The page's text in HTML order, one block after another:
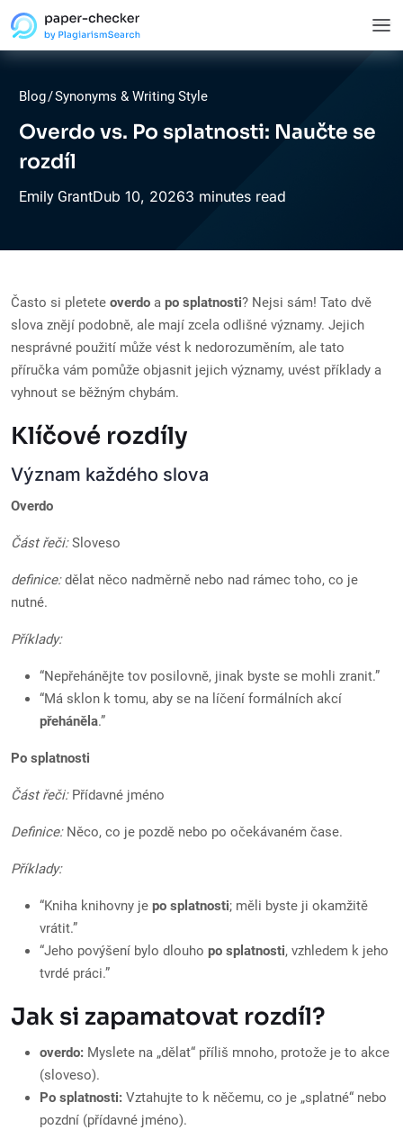
Blog/Synonyms & Writing Style
Overdo vs. Po splatnosti: Naučte se
rozdíl
Emily GrantDub 10, 20263 minutes read
Často si pletete overdo a po splatnosti? Nejsi sám! Tato dvě
slova znějí podobně, ale mají zcela odlišné významy. Jejich
nesprávné použití může vést k nedorozuměním, ale tato
příručka vám pomůže objasnit jejich významy, uvést příklady a
vyhnout se běžným chybám.
Klíčové rozdíly
Význam každého slova
Overdo
Část řeči:Sloveso
definice:dělat něco nadměrně nebo nad rámec toho, co je
nutné.
Příklady:
“Nepřehánějte tov posilovně, jinak byste se mohli zranit.”
“Má sklon k tomu, aby se na líčení formálních akcí
přeháněla.”
Po splatnosti
Část řeči:Přídavné jméno
Definice:Něco, co je pozdě nebo po očekávaném čase.
Příklady:
“Kniha knihovny je po splatnosti; měli byste ji okamžitě
vrátit.”
“Jeho povýšení bylo dlouho po splatnosti, vzhledem k jeho
tvrdé práci.”
Jak si zapamatovat rozdíl?
overdo: Myslete na „dělat“ příliš mnoho, protože je to akce
(sloveso).
Po splatnosti: Vztahujte to k něčemu, co je „splatné“ nebo
pozdní (přídavné jméno).